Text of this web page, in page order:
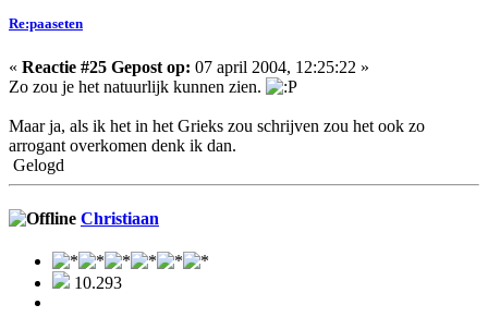
Re:paaseten
« Reactie #25 Gepost op: 07 april 2004, 12:25:22 »
Zo zou je het natuurlijk kunnen zien.
Maar ja, als ik het in het Grieks zou schrijven zou het ook zo
arrogant overkomen denk ik dan.
Gelogd
Christiaan
10.293